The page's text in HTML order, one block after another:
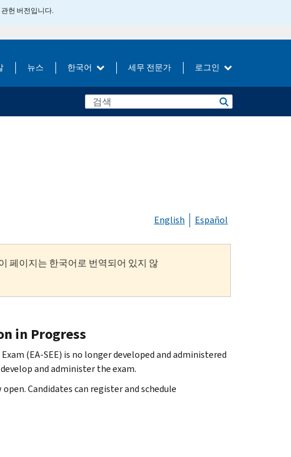
헌 버전입니다.
뉴스 한국어 세무 전문가 로그인
English Español
페이지는 한국어로 번역되어 있지 않
in Progress
(EA-SEE) is no longer developed and administered
and administer the exam.
Candidates can register and schedule